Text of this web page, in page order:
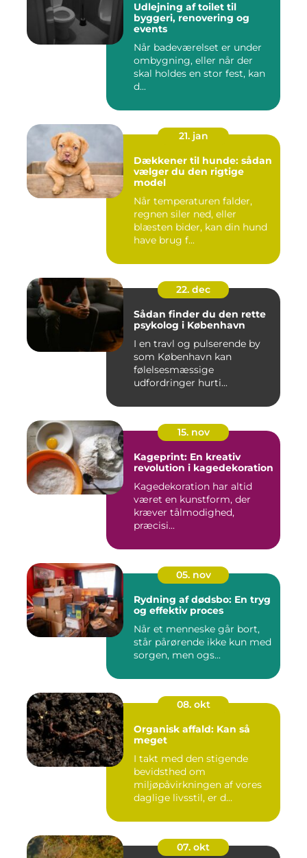
Udlejning af toilet til
byggeri, renovering og
events
Når badeværelset er under
ombygning, eller når der
skal holdes en stor fest, kan
d...
21. jan
Dækkener til hunde: sådan
vælger du den rigtige
model
Når temperaturen falder,
regnen siler ned, eller
blæsten bider, kan din hund
have brug f...
22. dec
Sådan finder du den rette
psykolog i København
I en travl og pulserende by
som København kan
følelsesmæssige
udfordringer hurti...
15. nov
Kageprint: En kreativ
revolution i kagedekoration
Kagedekoration har altid
været en kunstform, der
kræver tålmodighed,
præcisi...
05. nov
Rydning af dødsbo: En tryg
og effektiv proces
Når et menneske går bort,
står pårørende ikke kun med
sorgen, men ogs...
08. okt
Organisk affald: Kan så
meget
I takt med den stigende
bevidsthed om
miljøpåvirkningen af vores
daglige livsstil, er d...
07. okt